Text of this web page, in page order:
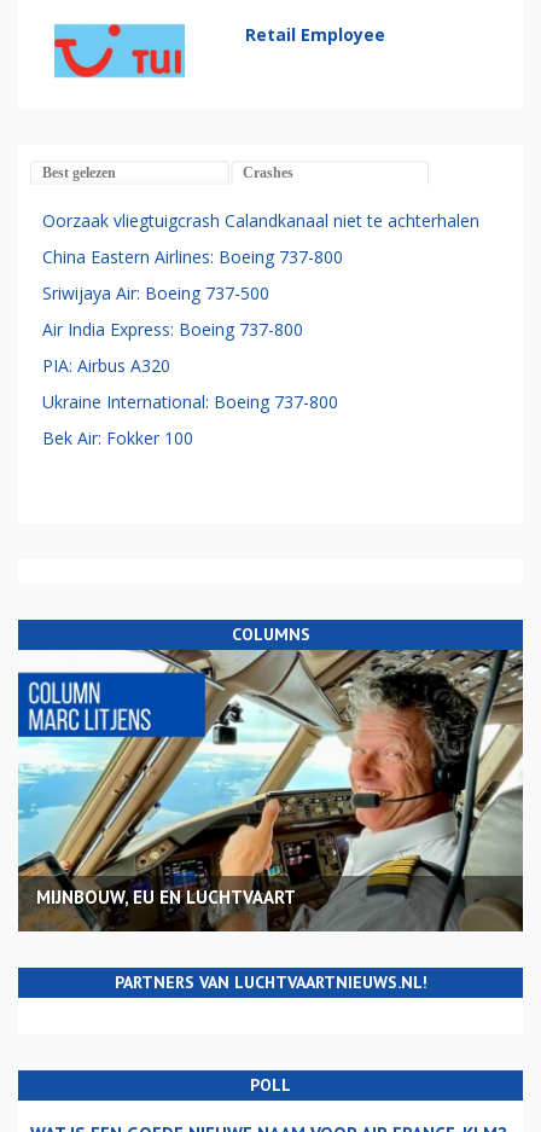
Retail Employee
Best gelezen Crashes
Oorzaak vliegtuigcrash Calandkanaal niet te achterhalen
China Eastern Airlines: Boeing 737-800
Sriwijaya Air: Boeing 737-500
Air India Express: Boeing 737-800
PIA: Airbus A320
Ukraine International: Boeing 737-800
Bek Air: Fokker 100
COLUMNS
MIJNBOUW, EU EN LUCHTVAART
PARTNERS VAN LUCHTVAARTNIEUWS.NL!
POLL